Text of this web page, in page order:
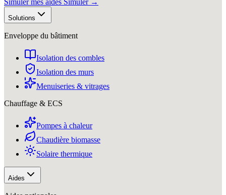
Simuler mes aides Simuler →
Solutions
Enveloppe du bâtiment
Isolation des combles
Isolation des murs
Menuiseries & vitrages
Chauffage & ECS
Pompes à chaleur
Chaudière biomasse
Solaire thermique
Aides